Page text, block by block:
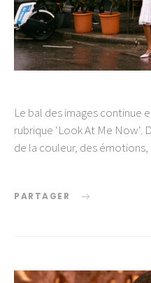
Le bal des images continue
rubrique ‘Look At Me Now‘.
de la couleur, des
PARTAGER